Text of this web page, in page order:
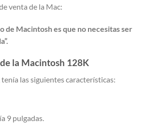
venta de la Mac:
de Macintosh es que no necesitas ser
la Macintosh 128K
las siguientes características:
9 pulgadas.